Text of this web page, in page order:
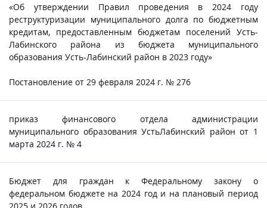
«Об утверждении Правил проведения в 2024 году
реструктуризации муниципального долга по бюджетным
кредитам, предоставленным бюджетам поселений Усть-
Лабинского района из бюджета муниципального
образования Усть-Лабинский район в 2023 году»
Постановление от 29 февраля 2024 г. № 276
приказ финансового отдела администрации
муниципального образования УстьЛабинский район от 1
марта 2024 г. № 4
Бюджет для граждан к Федеральному закону о
федеральном бюджете на 2024 год и на плановый период
2025 и 2026 годов